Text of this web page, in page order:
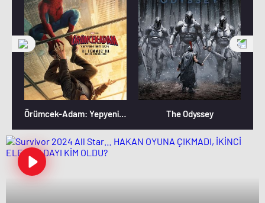
Örümcek-Adam: Yepyeni Bir Gün The Odyssey